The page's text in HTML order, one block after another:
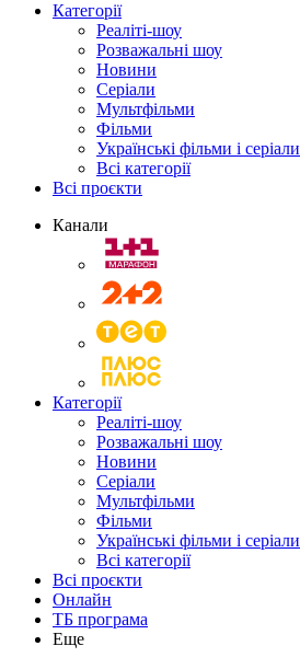
Категорії
Реаліті-шоу
Розважальні шоу
Новини
Серіали
Мультфільми
Фільми
Українські фільми і серіали
Всі категорії
Всі проєкти
Канали
Категорії
Реаліті-шоу
Розважальні шоу
Новини
Серіали
Мультфільми
Фільми
Українські фільми і серіали
Всі категорії
Всі проєкти
Онлайн
ТБ програма
Еще